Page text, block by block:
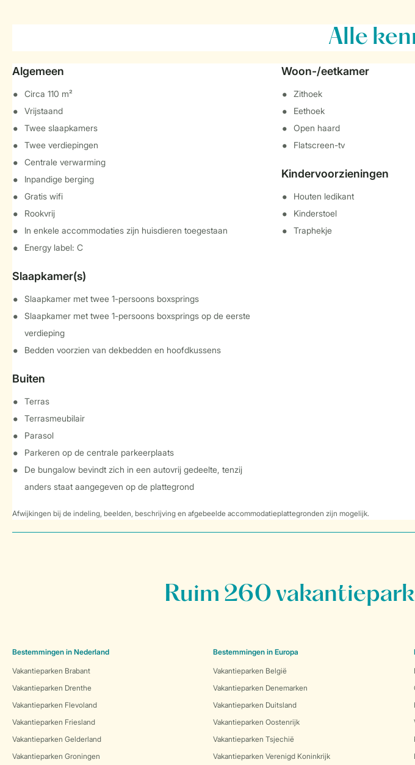
Alle
Algemeen
Circa 110 m²
Vrijstaand
Twee slaapkamers
Twee verdiepingen
Centrale verwarming
Inpandige berging
Gratis wifi
Rookvrij
In enkele accommodaties zijn huisdieren toegestaan
Energy label: C
Slaapkamer(s)
Slaapkamer met twee 1-persoons boxsprings
Slaapkamer met twee 1-persoons boxsprings op de eerste
verdieping
Bedden voorzien van dekbedden en hoofdkussens
Buiten
Terras
Terrasmeubilair
Parasol
Parkeren op de centrale parkeerplaats
De bungalow bevindt zich in een autovrij gedeelte, tenzij
anders staat aangegeven op de plattegrond
Woon-/eetkamer
Zithoek
Eethoek
Open haard
Flatscreen-tv
Kindervoorzieningen
Houten ledikant
Kinderstoel
Traphekje
Afwijkingen bij de indeling, beelden, beschrijving en afgebeelde accommodatieplattegronden zijn mogelijk.
Ruim 260
Bestemmingen in Nederland
Vakantieparken Brabant
Vakantieparken Drenthe
Vakantieparken Flevoland
Vakantieparken Friesland
Vakantieparken Gelderland
Vakantieparken Groningen
Bestemmingen in Europa
Vakantieparken België
Vakantieparken Denemarken
Vakantieparken Duitsland
Vakantieparken Oostenrijk
Vakantieparken Tsjechië
Vakantieparken Verenigd Koninkrijk